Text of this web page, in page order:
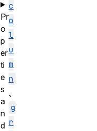
c
o
l
u
m
n
、
g
r
Pr
o
p
er
ti
e
s
a
n
d